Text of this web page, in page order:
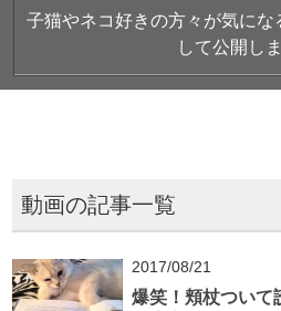
子猫やネコ好きの方々が気に
して公開しま
動画の記事一覧
2017/08/21
爆笑！頬杖ついて